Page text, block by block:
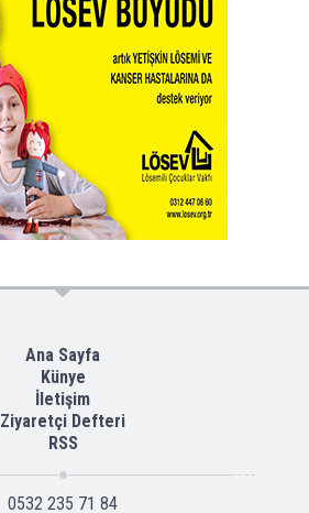
Ana Sayfa
Künye
İletişim
Ziyaretçi Defteri
RSS
0532 235 71 84